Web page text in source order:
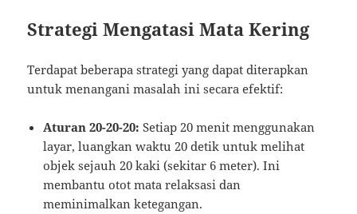
Strategi Mengatasi Mata Kering
Terdapat beberapa strategi yang dapat diterapkan
untuk menangani masalah ini secara efektif:
Aturan 20-20-20: Setiap 20 menit menggunakan
layar, luangkan waktu 20 detik untuk melihat
objek sejauh 20 kaki (sekitar 6 meter). Ini
membantu otot mata relaksasi dan
meminimalkan ketegangan.